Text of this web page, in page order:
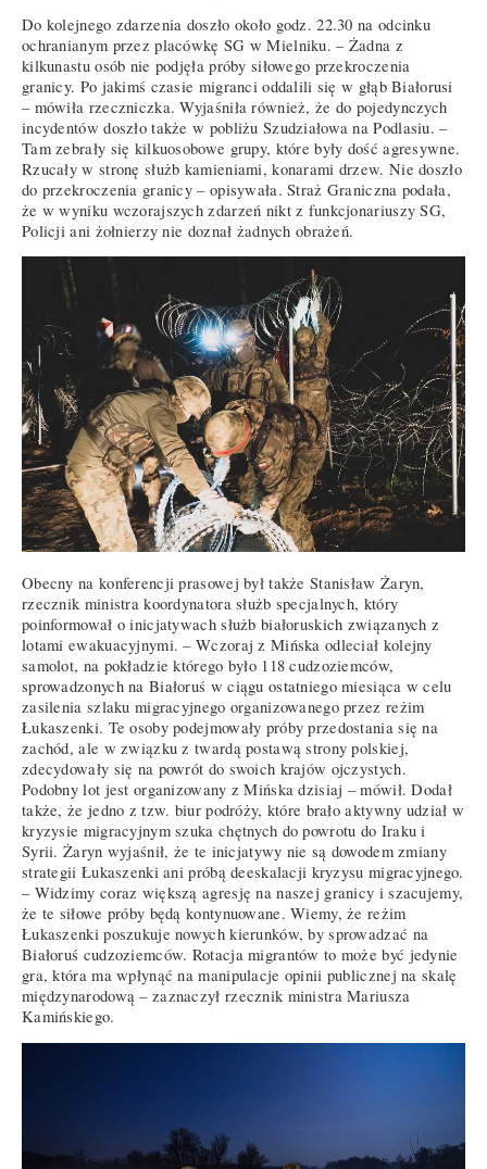
Do kolejnego zdarzenia doszło około godz. 22.30 na odcinku
ochranianym przez placówkę SG w Mielniku. – Żadna z
kilkunastu osób nie podjęła próby siłowego przekroczenia
granicy. Po jakimś czasie migranci oddalili się w głąb Białorusi
– mówiła rzeczniczka. Wyjaśniła również, że do pojedynczych
incydentów doszło także w pobliżu Szudziałowa na Podlasiu. –
Tam zebrały się kilkuosobowe grupy, które były dość agresywne.
Rzucały w stronę służb kamieniami, konarami drzew. Nie doszło
do przekroczenia granicy – opisywała. Straż Graniczna podała,
że w wyniku wczorajszych zdarzeń nikt z funkcjonariuszy SG,
Policji ani żołnierzy nie doznał żadnych obrażeń.
Obecny na konferencji prasowej był także Stanisław Żaryn,
rzecznik ministra koordynatora służb specjalnych, który
poinformował o inicjatywach służb białoruskich związanych z
lotami ewakuacyjnymi. – Wczoraj z Mińska odleciał kolejny
samolot, na pokładzie którego było 118 cudzoziemców,
sprowadzonych na Białoruś w ciągu ostatniego miesiąca w celu
zasilenia szlaku migracyjnego organizowanego przez reżim
Łukaszenki. Te osoby podejmowały próby przedostania się na
zachód, ale w związku z twardą postawą strony polskiej,
zdecydowały się na powrót do swoich krajów ojczystych.
Podobny lot jest organizowany z Mińska dzisiaj – mówił. Dodał
także, że jedno z tzw. biur podróży, które brało aktywny udział w
kryzysie migracyjnym szuka chętnych do powrotu do Iraku i
Syrii. Żaryn wyjaśnił, że te inicjatywy nie są dowodem zmiany
strategii Łukaszenki ani próbą deeskalacji kryzysu migracyjnego.
– Widzimy coraz większą agresję na naszej granicy i szacujemy,
że te siłowe próby będą kontynuowane. Wiemy, że reżim
Łukaszenki poszukuje nowych kierunków, by sprowadzać na
Białoruś cudzoziemców. Rotacja migrantów to może być jedynie
gra, która ma wpłynąć na manipulacje opinii publicznej na skalę
międzynarodową – zaznaczył rzecznik ministra Mariusza
Kamińskiego.